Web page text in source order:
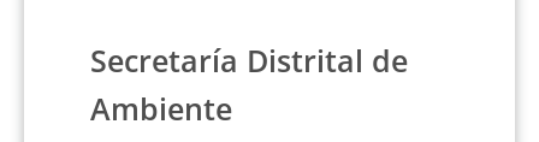
Secretaría Distrital de
Ambiente